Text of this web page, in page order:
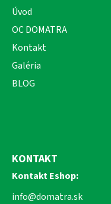
Úvod
OC DOMATRA
Kontakt
Galéria
BLOG
KONTAKT
Kontakt Eshop:
info@domatra.sk